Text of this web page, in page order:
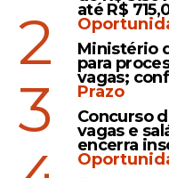
até R$
2
Ministério
para
vagas;
3
Prazo
Concurso
vagas e
encerra